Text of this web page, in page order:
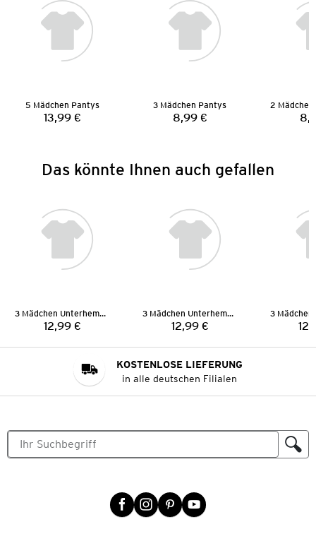
5 Mädchen Pantys
Preis:
13,99 €
3 Mädchen Pantys
Preis:
8,99 €
Das könnte Ihnen auch gefallen
3 Mädchen Unterhemden
Preis:
12,99 €
3 Mädchen Unterhemden
Preis:
12,99 €
KOSTENLOSE LIEFERUNG
in alle deutschen Filialen